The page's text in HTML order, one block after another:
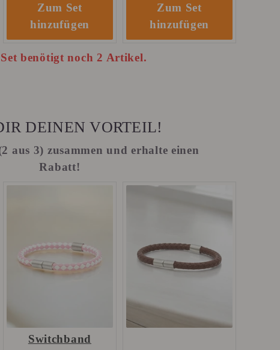
Zum Set
hinzufügen
Zum Set
hinzufügen
benötigt noch 2 Artikel.
DEINEN VORTEIL!
aus 3) zusammen und erhalte einen
Rabatt!
Switchband